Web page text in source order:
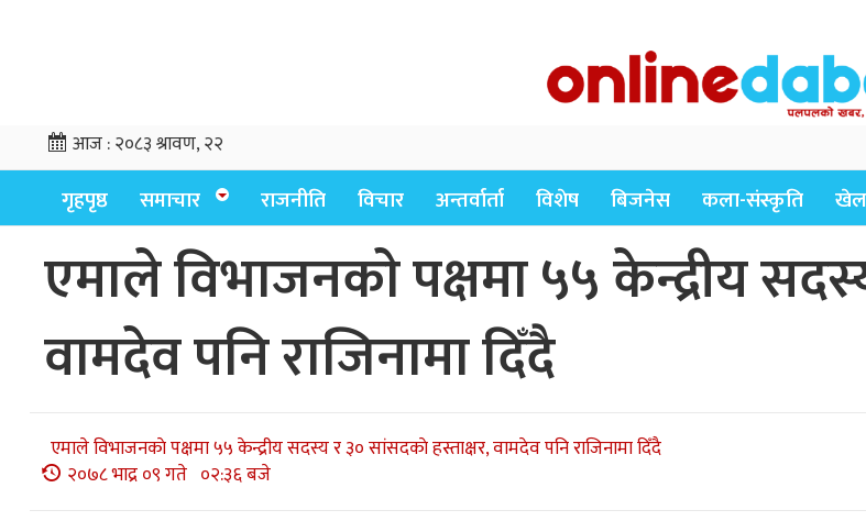
आज :२०८३ श्रावण, २२
गृहपृष्ठ समाचार राजनीति विचार अन्तर्वार्ता विशेष बिजनेस कला-संस्कृति
एमाले विभाजनकाे पक्षमा ५५ केन्द्रीय
वामदेव पनि राजिनामा दिँदै
एमाले विभाजनकाे पक्षमा ५५ केन्द्रीय सदस्य र ३० सांसदकाे हस्ताक्षर, वामदेव पनि राजिनामा दिँदै
२०७८ भाद्र ०९ गते ०२:३६ बजे